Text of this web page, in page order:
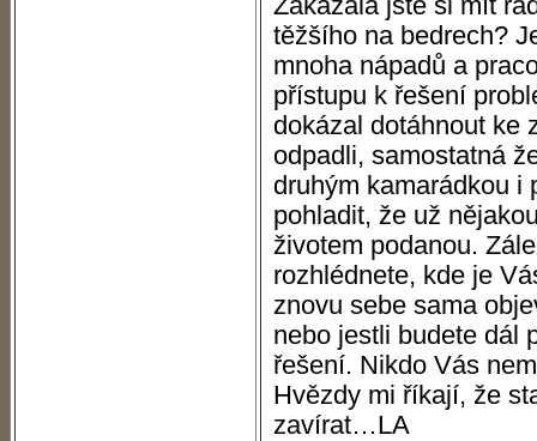
Zakázala jste si mít
těžšího na bedrech?
mnoha nápadů a
přístupu k řešení
dokázal dotáhnout ke
odpadli, samostatná
druhým kamarádkou i
pohladit, že už
životem podanou.
rozhlédnete, kde je
znovu sebe sama
nebo jestli budete dál
řešení. Nikdo Vás
Hvězdy mi říkají, že
zavírat…LA